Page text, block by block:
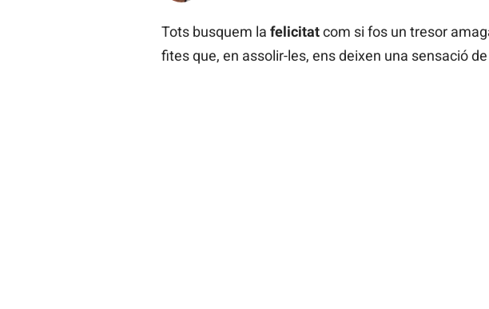
Tots busquem la felicitatcom si fos un tresor
fites que, en assolir-les, ens deixen una sensació